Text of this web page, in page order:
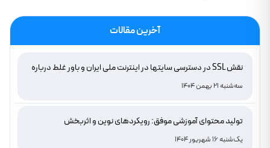
آخرین مقالات
نقش SSL در دسترسی سایتها در اینترنت ملی ایران و باور غلط درباره
سه‌شنبه 21 بهمن 1404
تولید محتوای آموزشی موفق: رویکردهای نوین و اثربخش
یک‌شنبه 16 شهریور 1404